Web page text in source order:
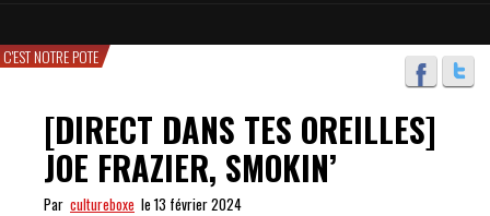
C'EST NOTRE POTE
[DIRECT DANS TES OREILLES]
JOE FRAZIER, SMOKIN’
Par cultureboxe le 13 février 2024